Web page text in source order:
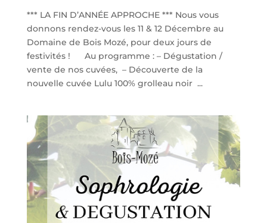
*** LA FIN D’ANNÉE APPROCHE *** Nous vous
donnons rendez-vous les 11 & 12 Décembre au
Domaine de Bois Mozé, pour deux jours de
festivités ! Au programme : – Dégustation /
vente de nos cuvées, – Découverte de la
nouvelle cuvée Lulu 100% grolleau noir ...